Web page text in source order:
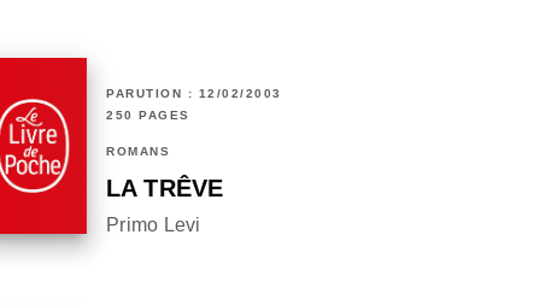
PARUTION : 12/02/2003
250 PAGES
ROMANS
LA TRÊVE
Primo Levi